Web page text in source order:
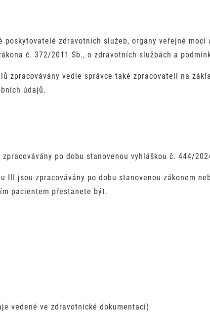
zdravotních služeb, orgány veřejné moci
č. 372/2011 Sb., o zdravotních službách a
zpracovávány vedle správce také zpracovateli na
údajů.
po dobu stanovenou vyhláškou č. 444/
III jsou zpracovávány po dobu stanovenou zákonem
pacientem přestanete být.
vedené ve zdravotnické dokumentaci)